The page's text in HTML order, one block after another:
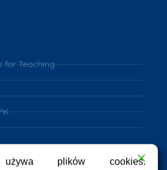
for Teaching
plików cookies.